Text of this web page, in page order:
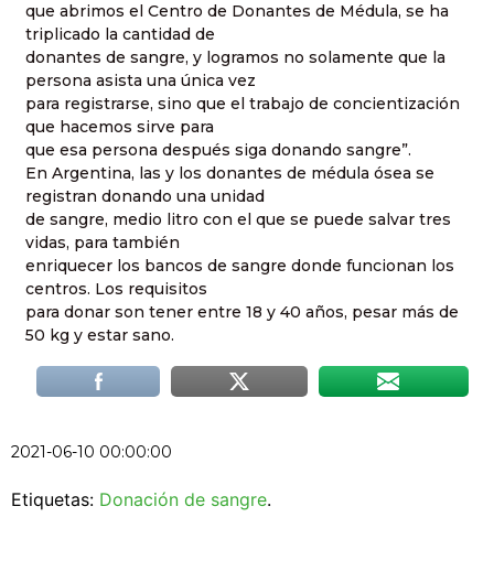
que abrimos el Centro de Donantes de Médula, se ha
triplicado la cantidad de
donantes de sangre, y logramos no solamente que la
persona asista una única vez
para registrarse, sino que el trabajo de concientización
que hacemos sirve para
que esa persona después siga donando sangre”.
En Argentina, las y los donantes de médula ósea se
registran donando una unidad
de sangre, medio litro con el que se puede salvar tres
vidas, para también
enriquecer los bancos de sangre donde funcionan los
centros. Los requisitos
para donar son tener entre 18 y 40 años, pesar más de
50 kg y estar sano.
2021-06-10 00:00:00
Etiquetas: Donación de sangre.